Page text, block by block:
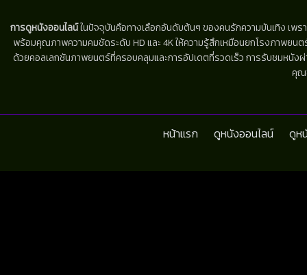
การดูหนังออนไลน์ในปัจจุบันคือทางเลือกอันดับต้นๆ ของคนรักความบันเทิง เพร
พร้อมคุณภาพความคมชัดระดับ HD และ 4K ให้ความรู้สึกเหมือนยกโรงภาพยน
ด้วยคอลเลกชันภาพยนตร์ที่ครอบคลุมและการอัปเดตที่รวดเร็ว การรับชมหนัง
คุณ
หน้าแรก ดูหนังออนไลน์ ดูห